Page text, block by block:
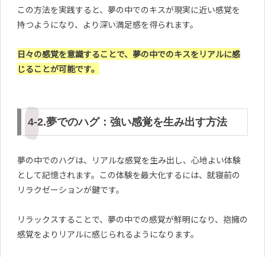
この方法を実践すると、夢の中でのキスが現実に近い感覚を
持つようになり、より深い満足感を得られます。
日々の感覚を意識することで、夢の中でのキスをリアルに感
じることが可能です。
4-2.夢でのハグ：強い感覚を生み出す方法
夢の中でのハグは、リアルな感覚を生み出し、心地よい体験
として記憶されます。この体験を最大化するには、就寝前の
リラクゼーションが鍵です。
リラックスすることで、夢の中での感覚が鮮明になり、抱擁の
感覚をよりリアルに感じられるようになります。